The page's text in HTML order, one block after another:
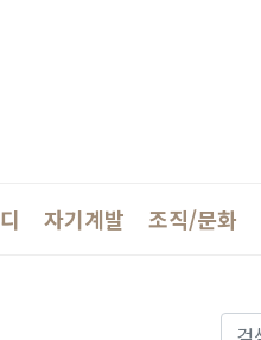
자기계발 조직/문화